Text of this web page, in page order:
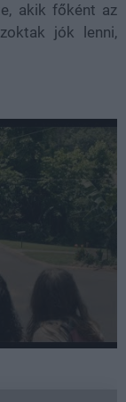
akik főként az
jók lenni,